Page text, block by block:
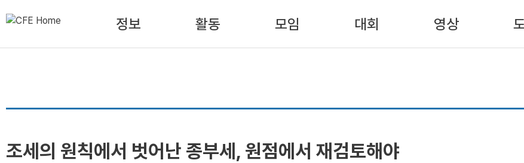
정보 활동 모임 대회 영상
조세의 원칙에서 벗어난 종부세, 원점에서 재검토해야